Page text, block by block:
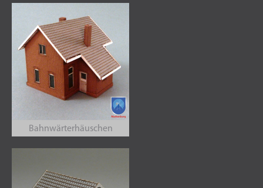
Bahnwärterhäuschen